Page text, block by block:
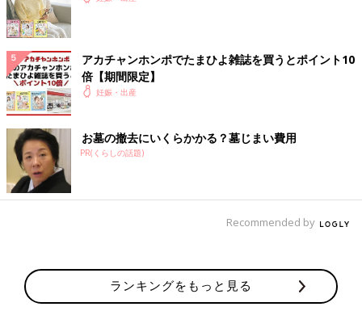
アカチャンホンポでたまひよ雑誌を買うとポイント10
倍【期間限定】
妊娠・出産
お墓の撤去にいくらかかる？墓じまい費用
PR(くらしの話題)
Recommended by
ランキングをもっと見る